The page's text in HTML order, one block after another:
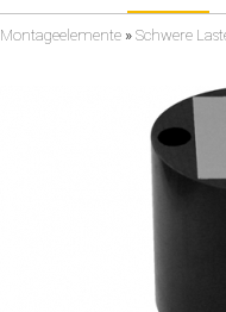
Montageelemente » Schwere